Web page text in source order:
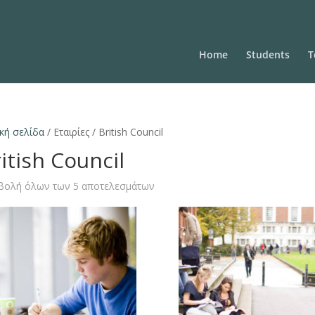
Home Students
σελίδα/ Εταιρίες / British Council
Council
όλων των 5 αποτελεσμάτων